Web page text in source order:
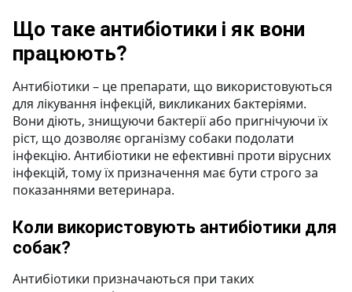
Що таке антибіотики і як вони
працюють?
Антибіотики – це препарати, що використовуються
для лікування інфекцій, викликаних бактеріями.
Вони діють, знищуючи бактерії або пригнічуючи їх
ріст, що дозволяє організму собаки подолати
інфекцію. Антибіотики не ефективні проти вірусних
інфекцій, тому їх призначення має бути строго за
показаннями ветеринара.
Коли використовують антибіотики для
собак?
Антибіотики призначаються при таких